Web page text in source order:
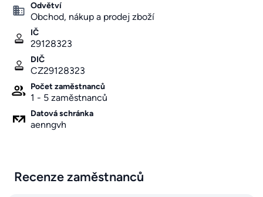
Odvětví
Obchod, nákup a prodej zboží
IČ
29128323
DIČ
CZ29128323
Počet zaměstnanců
1 - 5 zaměstnanců
Datová schránka
aenngvh
Recenze zaměstnanců